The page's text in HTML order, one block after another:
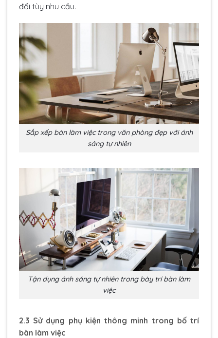
đổi tùy nhu cầu.
Sắp xếp bàn làm việc trong văn phòng đẹp với ánh
sáng tự nhiên
Tận dụng ánh sáng tự nhiên trong bày trí bàn làm
việc
2.3 Sử dụng phụ kiện thông minh trong bố trí
bàn làm việc